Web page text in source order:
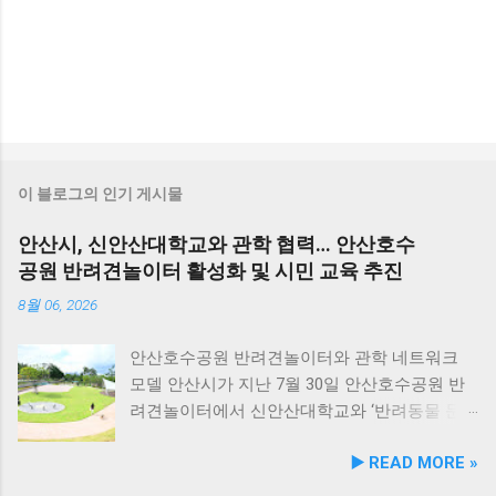
이 블로그의 인기 게시물
안산시, 신안산대학교와 관학 협력… 안산호수
공원 반려견놀이터 활성화 및 시민 교육 추진
8월 06, 2026
안산호수공원 반려견놀이터와 관학 네트워크
모델 안산시가 지난 7월 30일 안산호수공원 반
려견놀이터에서 신안산대학교와 ‘반려동물 문
이번 협약은 안산시의 풍부한 행정 자원과 신안
▶️ READ MORE »